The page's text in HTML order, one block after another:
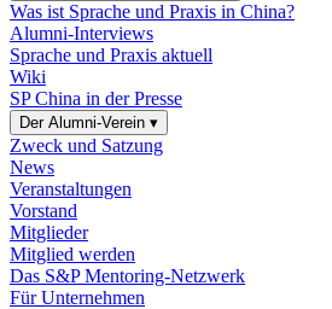
Was ist Sprache und Praxis in China?
Alumni-Interviews
Sprache und Praxis aktuell
Wiki
SP China in der Presse
Der Alumni-Verein ▾
Zweck und Satzung
News
Veranstaltungen
Vorstand
Mitglieder
Mitglied werden
Das S&P Mentoring-Netzwerk
Für Unternehmen